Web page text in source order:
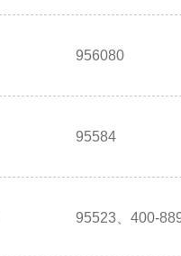
956080
95584
95523、400-